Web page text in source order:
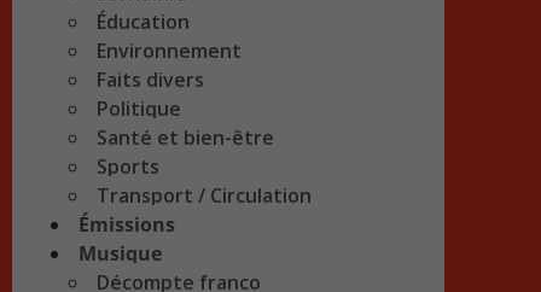
Éducation
Environnement
Faits divers
Politique
Santé et bien-être
Sports
Transport / Circulation
Émissions
Musique
Décompte franco